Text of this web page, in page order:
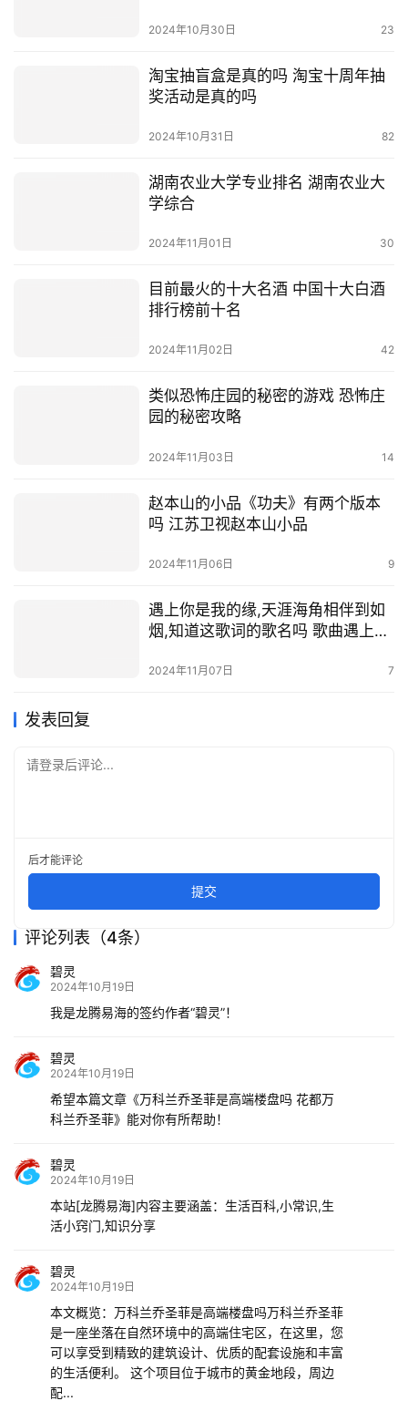
2024年10月30日 23
淘宝抽盲盒是真的吗 淘宝十周年抽
奖活动是真的吗
2024年10月31日 82
湖南农业大学专业排名 湖南农业大
学综合
2024年11月01日 30
目前最火的十大名酒 中国十大白酒
排行榜前十名
2024年11月02日 42
类似恐怖庄园的秘密的游戏 恐怖庄
园的秘密攻略
2024年11月03日 14
赵本山的小品《功夫》有两个版本
吗 江苏卫视赵本山小品
2024年11月06日 9
遇上你是我的缘,天涯海角相伴到如
烟,知道这歌词的歌名吗 歌曲遇上你
2024年11月07日 7
发表回复
请登录后评论...
后才能评论
提交
评论列表（4条）
碧灵
2024年10月19日
我是龙腾易海的签约作者“碧灵”！
碧灵
2024年10月19日
希望本篇文章《万科兰乔圣菲是高端楼盘吗 花都万
科兰乔圣菲》能对你有所帮助！
碧灵
2024年10月19日
本站[龙腾易海]内容主要涵盖：生活百科,小常识,生
活小窍门,知识分享
碧灵
2024年10月19日
本文概览：万科兰乔圣菲是高端楼盘吗万科兰乔圣菲
是一座坐落在自然环境中的高端住宅区，在这里，您
可以享受到精致的建筑设计、优质的配套设施和丰富
的生活便利。 这个项目位于城市的黄金地段，周边
配...